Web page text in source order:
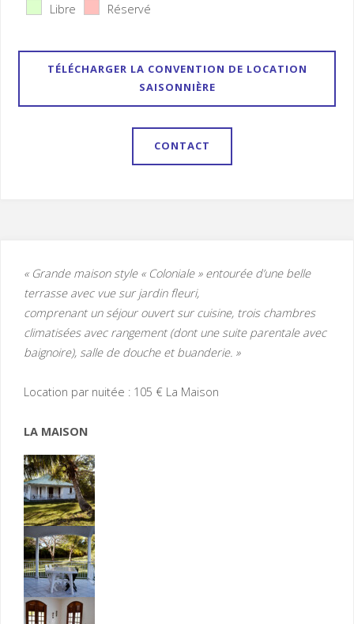
Libre Réservé
TÉLÉCHARGER LA CONVENTION DE LOCATION
SAISONNIÈRE
CONTACT
« Grande maison style « Coloniale » entourée d’une belle
terrasse avec vue sur jardin fleuri,
comprenant un séjour ouvert sur cuisine, trois chambres
climatisées avec rangement (dont une suite parentale avec
baignoire), salle de douche et buanderie. »
Location par nuitée : 105 € La Maison
LA MAISON